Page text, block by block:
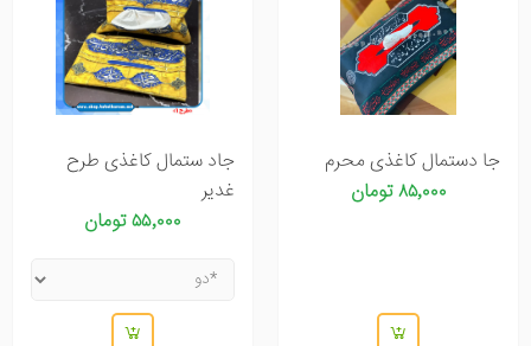
جا دستمال کاغذی محرم
۸۵٬۰۰۰ تومان
جاد ستمال کاغذی طرح
غدیر
۵۵٬۰۰۰ تومان